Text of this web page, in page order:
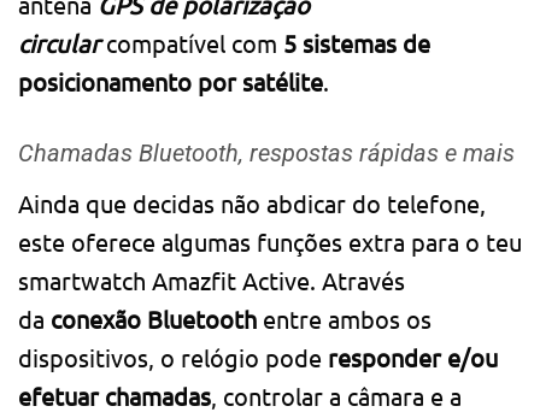
circularcompatível com 5 sistemas de
posicionamento por satélite.
Chamadas Bluetooth, respostas rápidas e mais
Ainda que decidas não abdicar do telefone,
este oferece algumas funções extra para o teu
smartwatch Amazfit Active. Através
da conexão Bluetooth entre ambos os
dispositivos, o relógio pode responder e/ou
efetuar chamadas , controlar a câmara e a